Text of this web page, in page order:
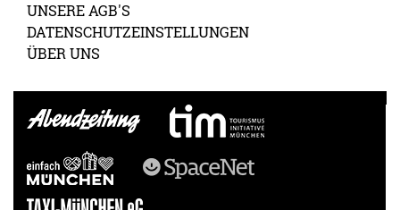
UNSERE AGB'S
DATENSCHUTZEINSTELLUNGEN
ÜBER UNS